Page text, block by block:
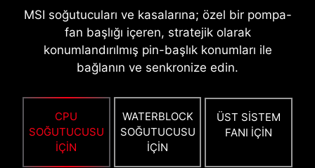
MSI soğutucuları ve kasalarına; özel bir pompa-
fan başlığı içeren, stratejik olarak
konumlandırılmış pin-başlık konumları ile
bağlanın ve senkronize edin.
CPU
SOĞUTUCUSU
İÇİN
WATERBLOCK
SOĞUTUCUSU
İÇİN
ÜST SİSTEM
FANI İÇİN